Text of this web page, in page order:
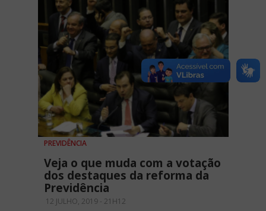
PREVIDÊNCIA
Veja o que muda com a votação
dos destaques da reforma da
Previdência
12 JULHO, 2019 - 21H12